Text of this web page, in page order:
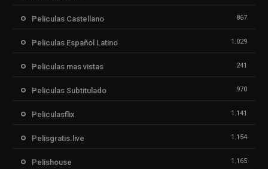
Peliculas Castellano 867
Peliculas Español Latino 1.029
Peliculas mas vistas 241
Peliculas Subtitulado 970
Peliculasflix 1.141
Pelisgratis.live 1.154
Pelishouse 1.165